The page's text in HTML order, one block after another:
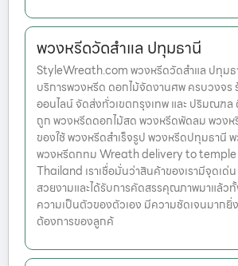
พวงหรีดวัดสำแล ปทุมธานี
StyleWreath.com พวงหรีดวัดสำแล ปทุมธ
บริการพวงหรีด ดอกไม้จัดงานศพ ครบวงจร
ออนไลน์ จัดส่งทั่วเขตกรุงเทพ และ ปริมณฑล
ถูก พวงหรีดดอกไม้สด พวงหรีดพัดลม พวงห
ของใช้ พวงหรีดสำเร็จรูป พวงหรีดปทุมธานี
พวงหรีดกทม Wreath delivery to
Thailand เราเชื่อมั่นว่าสินค้าของเรามีจุดเด่
สวยงามและได้รับการคัดสรรคุณภาพมาแล้ว
ความเป็นตัวของตัวเอง มีความชัดเจนมากยิ่
ต้องการของลูกค้